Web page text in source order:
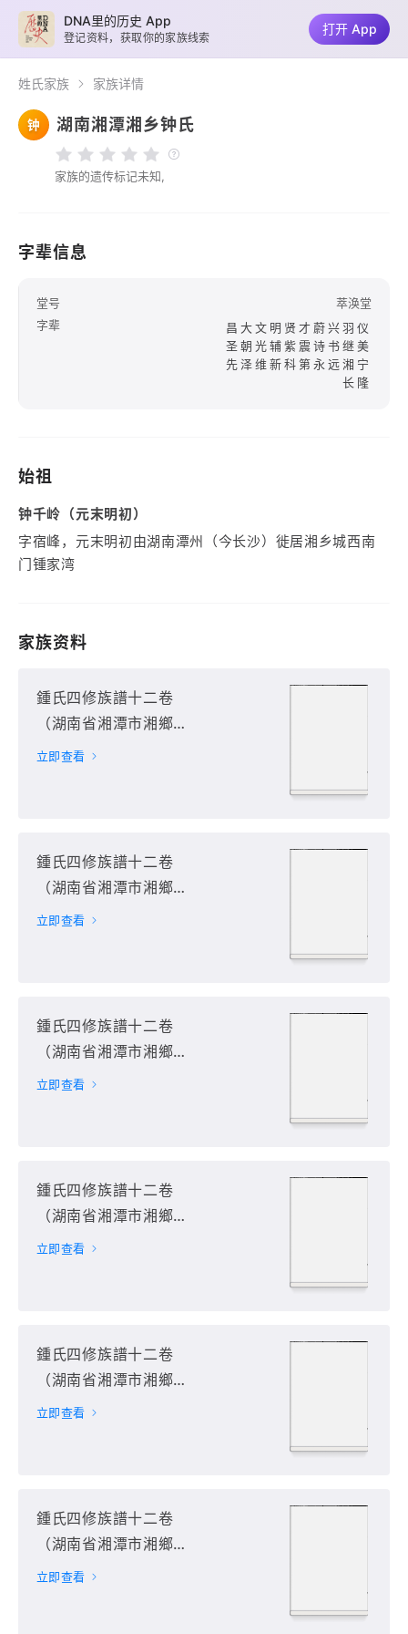
姓氏家族 家族详情
钟 湖南湘潭湘乡钟氏
家族的遗传标记未知,
字辈信息
堂号
萃涣堂
字辈
昌大文明贤才蔚兴羽仪
圣朝光辅紫震诗书继美
先泽维新科第永远湘宁
长隆
始祖
钟千岭（元末明初）
字宿峰，元末明初由湖南潭州（今长沙）徙居湘乡城西南
门锺家湾
家族资料
鍾氏四修族譜十二卷
（湖南省湘潭市湘鄉
市）第1册
立即查看
鍾氏四修族譜十二卷
（湖南省湘潭市湘鄉
市）第2册
立即查看
鍾氏四修族譜十二卷
（湖南省湘潭市湘鄉
市）第3册
立即查看
鍾氏四修族譜十二卷
（湖南省湘潭市湘鄉
市）第4册
立即查看
鍾氏四修族譜十二卷
（湖南省湘潭市湘鄉
市）第5册
立即查看
鍾氏四修族譜十二卷
（湖南省湘潭市湘鄉
市）第6册
立即查看
DNA里的历史 App
登记资料，获取你的家族线索
打开 App